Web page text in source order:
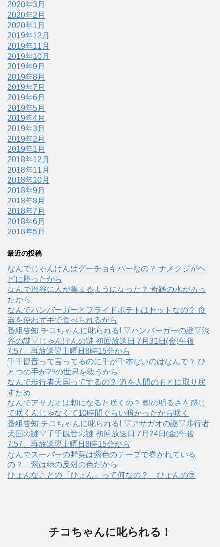
2020年3月
2020年2月
2020年1月
2019年12月
2019年11月
2019年10月
2019年9月
2019年8月
2019年7月
2019年6月
2019年5月
2019年4月
2019年3月
2019年2月
2019年1月
2018年12月
2018年11月
2018年10月
2018年9月
2018年8月
2018年7月
2018年6月
2018年5月
最近の投稿
なんでじゃんけんはグーチョキパーなの？ ナメクジがヘ
ビに勝ったから
なんで渋谷に人が集まるようになった？ 奇跡の水があっ
たから
なんでハンバーガーとフライドポテトはセットなの？ 食
器を使わず手で食べられるから
番組告知 チコちゃんに叱られる! ▽ハンバーガーの謎▽渋
谷の謎▽じゃんけんの謎 初回放送日 7月31日(金)午後
7:57、再放送翌土曜日8時15分から
千手観音って言ってるのに手が千本ないのはなんで？ ひ
とつの手が25の世界を救うから
なんで歩行者天国ってするの？ 道を人間のもとに取り戻
すため
なんでアサガオは朝になると咲くの？ 朝の明るさを感じ
て咲くんじゃなくて10時間ぐらい暗かったから咲く
番組告知 チコちゃんに叱られる! ▽アサガオの謎▽歩行者
天国の謎▽千手観音の謎 初回放送日 7月24日(金)午後
7:57、再放送翌土曜日8時15分から
なんでスーパーの野菜は紫色のテープで巻かれている
の？ 紫は緑の反対の色だから
ひょんなことの「ひょん」って何なの？ ひょんの実
チコちゃんに叱られる！